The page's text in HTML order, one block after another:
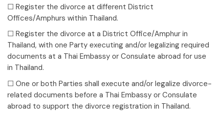
☐ Register the divorce at different District
Offices/Amphurs within Thailand.
☐ Register the divorce at a District Office/Amphur in
Thailand, with one Party executing and/or legalizing required
documents at a Thai Embassy or Consulate abroad for use
in Thailand.
☐ One or both Parties shall execute and/or legalize divorce-
related documents before a Thai Embassy or Consulate
abroad to support the divorce registration in Thailand.